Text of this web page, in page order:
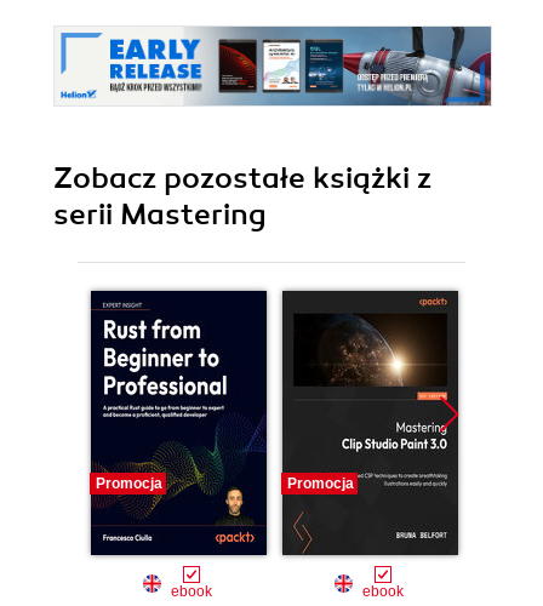
Zobacz pozostałe książki z
serii Mastering
Promocja
ebook
Promocja
ebook